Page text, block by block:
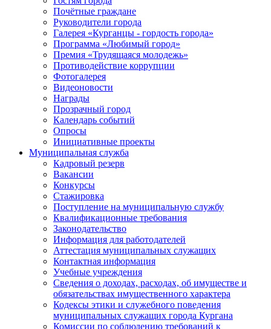
Почётные граждане
Руководители города
Галерея «Курганцы - гордость города»
Программа «Любимый город»
Премия «Трудящаяся молодежь»
Противодействие коррупции
Фотогалерея
Видеоновости
Награды
Прозрачный город
Календарь событий
Опросы
Инициативные проекты
Муниципальная служба
Кадровый резерв
Вакансии
Конкурсы
Стажировка
Поступление на муниципальную службу
Квалификационные требования
Законодательство
Информация для работодателей
Аттестация муниципальных служащих
Контактная информация
Учебные учреждения
Сведения о доходах, расходах, об имуществе и
обязательствах имущественного характера
Кодексы этики и служебного поведения
муниципальных служащих города Кургана
Комиссии по соблюдению требований к